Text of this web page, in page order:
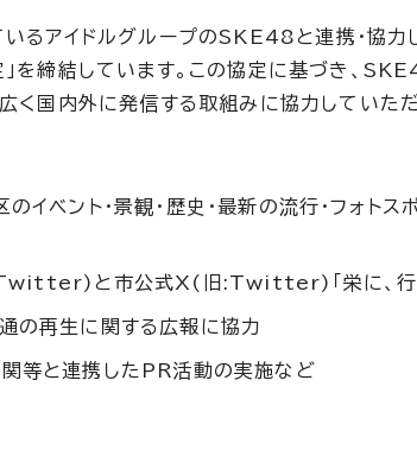
るアイドルグループのSKE48と連携・協力
を締結しています。この協定に基づき、
く国内外に発信する取組みに協力していただ
のイベント・景観・歴史・最新の流行・フォ
と市公式X(旧:Twitter)「栄に、行
の再生に関する広報に協力
等と連携したPR活動の実施など